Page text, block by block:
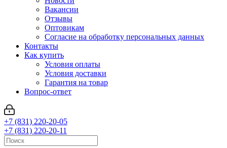
Вакансии
Отзывы
Оптовикам
Cогласие на обработку персональных данных
Контакты
Как купить
Условия оплаты
Условия доставки
Гарантия на товар
Вопрос-ответ
+7 (831) 220-20-05
+7 (831) 220-20-11